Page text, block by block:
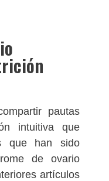
pautas
intuitiva que
que han sido
de ovario
artículos